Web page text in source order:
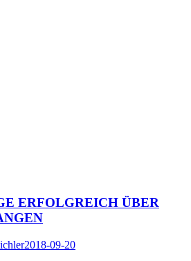
ERFOLGREICH ÜBER
2018-09-20